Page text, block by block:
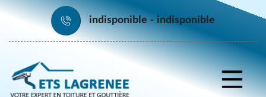
indisponible indisponible